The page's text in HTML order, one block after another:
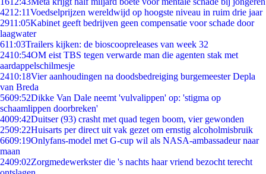
4212:11Voedselprijzen wereldwijd op hoogste niveau in ruim drie jaar
2911:05Kabinet geeft bedrijven geen compensatie voor schade door
laagwater
611:03Trailers kijken: de bioscoopreleases van week 32
2410:54OM eist TBS tegen verwarde man die agenten stak met
aardappelschilmesje
2410:18Vier aanhoudingen na doodsbedreiging burgemeester Depla
van Breda
5609:52Dikke Van Dale neemt 'vulvalippen' op: 'stigma op
schaamlippen doorbreken'
4009:42Duitser (93) crasht met quad tegen boom, vier gewonden
2509:22Huisarts per direct uit vak gezet om ernstig alcoholmisbruik
6609:19Onlyfans-model met G-cup wil als NASA-ambassadeur naar
maan
2409:02Zorgmedewerkster die 's nachts haar vriend bezocht terecht